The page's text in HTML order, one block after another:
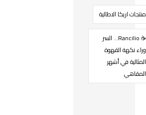
منتجات اريكا الاطالية
☕ Rancilio… السر
وراء نكهة القهوة
المثالية في أشهر
المقاهي